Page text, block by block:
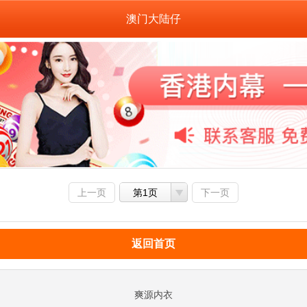
澳门大陆仔
上一页 第1页 下一页
返回首页
爽源内衣